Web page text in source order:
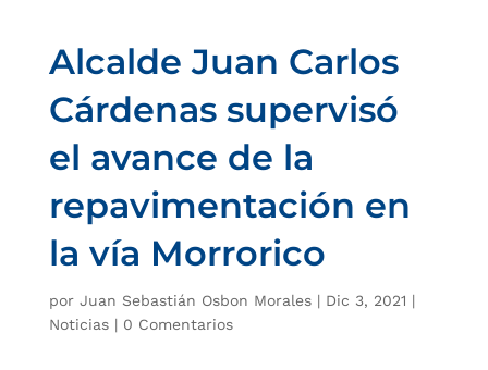
Alcalde Juan Carlos
Cárdenas supervisó
el avance de la
repavimentación en
la vía Morrorico
por Juan Sebastián Osbon Morales| Dic 3, 2021 |
Noticias| 0 Comentarios